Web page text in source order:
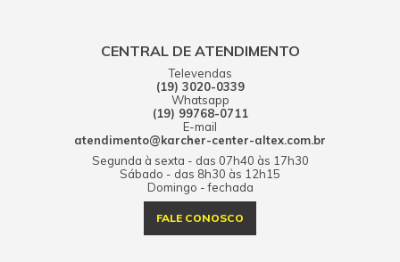
CENTRAL DE ATENDIMENTO
Televendas
(19) 3020-0339
Whatsapp
(19) 99768-0711
E-mail
atendimento@karcher-center-altex.com.br
Segunda à sexta - das 07h40 às 17h30
Sábado - das 8h30 às 12h15
Domingo - fechada
FALE CONOSCO